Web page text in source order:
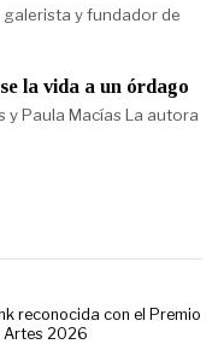
y fundador de
la vida a un órdago
y Paula Macías La autora
reconocida con el Premio
Artes 2026